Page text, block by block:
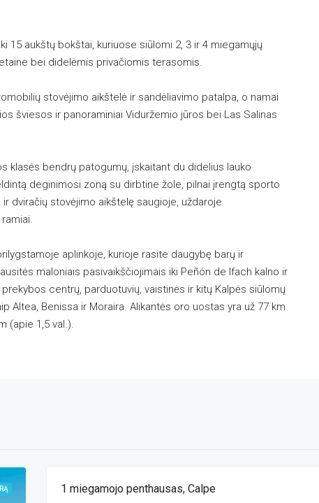
15 aukštų bokštai, kuriuose siūlomi 2, 3 ir 4 miegamųjų
bei didelėmis privačiomis terasomis.
stovėjimo aikštelė ir sandėliavimo patalpa, o namai
šviesos ir panoraminiai Viduržemio jūros bei Las Salinas
klasės bendrų patogumų, įskaitant du didelius lauko
deginimosi zoną su dirbtine žole, pilnai įrengtą sporto
dviračių stovėjimo aikštelę saugioje, uždaroje
aplinkoje, kurioje rasite daugybę barų ir
maloniais pasivaikščiojimais iki Peñón de Ifach kalno ir
centrų, parduotuvių, vaistinės ir kitų Kalpės siūlomų
Altea, Benissa ir Moraira. Alikantės oro uostas yra už 77 km
(apie 1,5 val.).
NAUJA STATYBA ŠALIA PAPLŪDIMIO
1 miegamojo penthausas, Calpe